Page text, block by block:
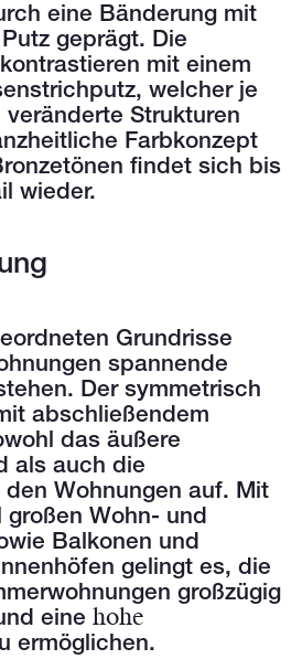
eine Bänderung mit
geprägt. Die
mit einem
welcher je
Strukturen
Farbkonzept
findet sich bis
wieder.
Grundrisse
spannende
Der symmetrisch
abschließendem
das äußere
als auch die
den Wohnungen auf. Mit
Wohn- und
Balkonen und
gelingt es, die
großzügig
eine hohe
ermöglichen.